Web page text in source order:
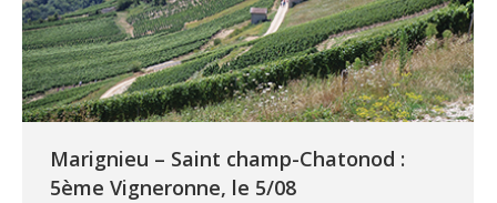
Marignieu – Saint champ-Chatonod :
5ème Vigneronne, le 5/08